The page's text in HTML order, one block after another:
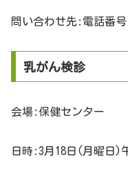
問い合わせ先:電話番
乳がん検診
会場:保健センター
日時:3月18日(月曜日)